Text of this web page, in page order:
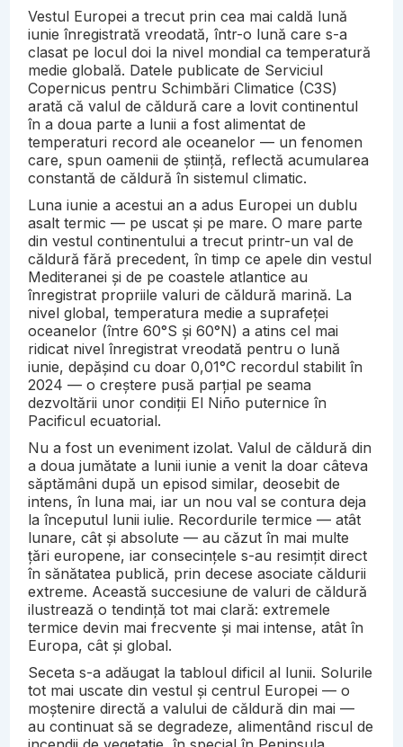
Vestul Europei a trecut prin cea mai caldă lună
iunie înregistrată vreodată, într-o lună care s-a
clasat pe locul doi la nivel mondial ca temperatură
medie globală. Datele publicate de Serviciul
Copernicus pentru Schimbări Climatice (C3S)
arată că valul de căldură care a lovit continentul
în a doua parte a lunii a fost alimentat de
temperaturi record ale oceanelor — un fenomen
care, spun oamenii de știință, reflectă acumularea
constantă de căldură în sistemul climatic.
Luna iunie a acestui an a adus Europei un dublu
asalt termic — pe uscat și pe mare. O mare parte
din vestul continentului a trecut printr-un val de
căldură fără precedent, în timp ce apele din vestul
Mediteranei și de pe coastele atlantice au
înregistrat propriile valuri de căldură marină. La
nivel global, temperatura medie a suprafeței
oceanelor (între 60°S și 60°N) a atins cel mai
ridicat nivel înregistrat vreodată pentru o lună
iunie, depășind cu doar 0,01°C recordul stabilit în
2024 — o creștere pusă parțial pe seama
dezvoltării unor condiții El Niño puternice în
Pacificul ecuatorial.
Nu a fost un eveniment izolat. Valul de căldură din
a doua jumătate a lunii iunie a venit la doar câteva
săptămâni după un episod similar, deosebit de
intens, în luna mai, iar un nou val se contura deja
la începutul lunii iulie. Recordurile termice — atât
lunare, cât și absolute — au căzut în mai multe
țări europene, iar consecințele s-au resimțit direct
în sănătatea publică, prin decese asociate căldurii
extreme. Această succesiune de valuri de căldură
ilustrează o tendință tot mai clară: extremele
termice devin mai frecvente și mai intense, atât în
Europa, cât și global.
Seceta s-a adăugat la tabloul dificil al lunii. Solurile
tot mai uscate din vestul și centrul Europei — o
moștenire directă a valului de căldură din mai —
au continuat să se degradeze, alimentând riscul de